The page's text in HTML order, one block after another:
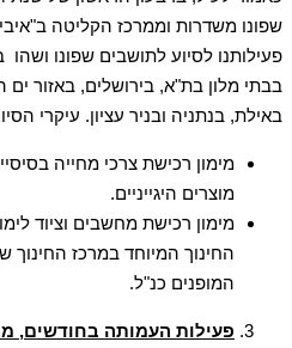
שפונו משדרות וממרכז הקליטה
פעילותנו לסיוע לתושבים שפונו
בבתי מלון בת"א, בירושלים, באזור ים
באילת, בנתניה ובניר עציון. עיקרי
מימון רכישת צרכי מחייה
מוצרים היגייניים.
מימון רכישת מחשבים וציוד
החינוך המיוחד במרכז החינוך
המופנים כנ"ל.
פעילות העמותה בחודשים, מרץ-